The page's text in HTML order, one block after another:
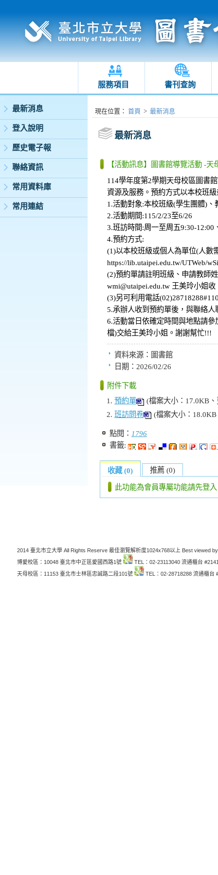
服務項目 書刊查詢
:::
最新消息
登入說明
歷史電子報
聯絡資訊
常用資料庫
常用連結
:::現在位置 ： 首頁 > 最新消息
最新消息
【活動訊息】圖書館導覽活動 -天
114學年度第2學期天母校區圖書
資源及服務。預約方式以本校班
1.活動對象:本校班級(學生團體)、
2.活動期間:115/2/23至6/26
3.班訪時間:周一至周五9:30-12:00
4.預約方式:
(1)以本校班級或個人為單位(人數
https://lib.utaipei.edu.tw/UTWeb/
(2)預約單請註明班級、申請教師
wmi@utaipei.edu.tw 王美玲小姐收
(3)另可利用電話
5.承辦人收到預約單後，與聯絡
6.活動當日依確定時間與地點請
檔)交給王美玲小姐。謝謝幫忙!!!
資料來源： 圖書館
日期： 2026/02/26
附件下載
預約單
(檔案大小：17.0KB
班訪問卷
(檔案大小：
點閱： 1796
書籤:
收藏 (0) 推薦 (0)
此功能為會員專屬功能請先登入
2014 臺北市立大學 All Rights Reserve 最佳瀏覽解析度1024x768以上 Best viewed
博愛校區：10048 臺北市中正區愛國西路1號
TEL：02-23113040 流通櫃台
天母校區：11153 臺北市士林區忠誠路二段101號
TEL：02-28718288 流通櫃台